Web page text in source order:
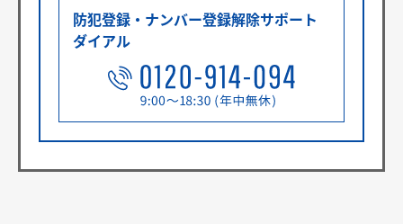
防犯登録・ナンバー登録解除サポート
ダイアル